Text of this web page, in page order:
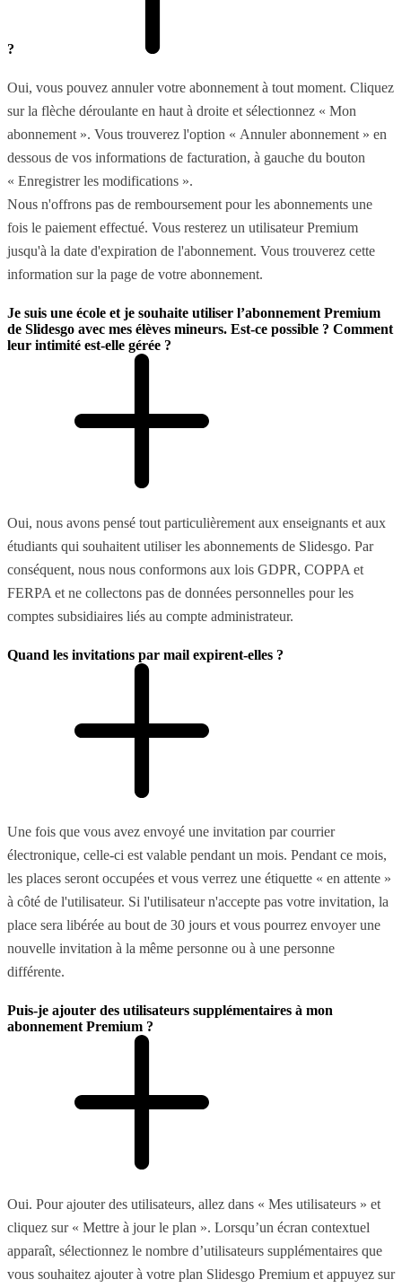
?
Oui, vous pouvez annuler votre abonnement à tout moment. Cliquez
sur la flèche déroulante en haut à droite et sélectionnez « Mon
abonnement ». Vous trouverez l'option « Annuler abonnement » en
dessous de vos informations de facturation, à gauche du bouton
« Enregistrer les modifications ».
Nous n'offrons pas de remboursement pour les abonnements une
fois le paiement effectué. Vous resterez un utilisateur Premium
jusqu'à la date d'expiration de l'abonnement. Vous trouverez cette
information sur la page de votre abonnement.
Je suis une école et je souhaite utiliser l’abonnement Premium
de Slidesgo avec mes élèves mineurs. Est-ce possible ? Comment
leur intimité est-elle gérée ?
Oui, nous avons pensé tout particulièrement aux enseignants et aux
étudiants qui souhaitent utiliser les abonnements de Slidesgo. Par
conséquent, nous nous conformons aux lois GDPR, COPPA et
FERPA et ne collectons pas de données personnelles pour les
comptes subsidiaires liés au compte administrateur.
Quand les invitations par mail expirent-elles ?
Une fois que vous avez envoyé une invitation par courrier
électronique, celle-ci est valable pendant un mois. Pendant ce mois,
les places seront occupées et vous verrez une étiquette « en attente »
à côté de l'utilisateur. Si l'utilisateur n'accepte pas votre invitation, la
place sera libérée au bout de 30 jours et vous pourrez envoyer une
nouvelle invitation à la même personne ou à une personne
différente.
Puis-je ajouter des utilisateurs supplémentaires à mon
abonnement Premium ?
Oui. Pour ajouter des utilisateurs, allez dans « Mes utilisateurs » et
cliquez sur « Mettre à jour le plan ». Lorsqu’un écran contextuel
apparaît, sélectionnez le nombre d’utilisateurs supplémentaires que
vous souhaitez ajouter à votre plan Slidesgo Premium et appuyez sur